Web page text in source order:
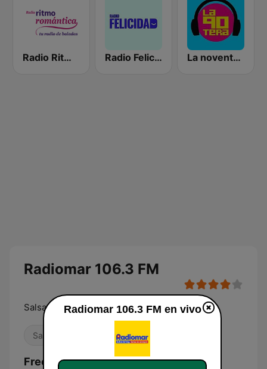
Radio Ritmo Romántica Radio Felicidad La noventera
Radiomar 106.3 FM
Salsa de hoy, salsa de siempre.
Salsa
Frecuencias Radiomar 106.3 FM:
Radiomar 106.3 FM en vivo